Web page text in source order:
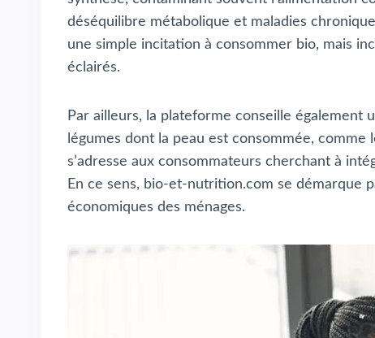
déséquilibre métabolique et maladies
une simple incitation à consommer bio, mais
éclairés.
Par ailleurs, la plateforme conseille
légumes dont la peau est consommée,
s’adresse aux consommateurs cherchant à
En ce sens, bio-et-nutrition.com se démarque
économiques des ménages.